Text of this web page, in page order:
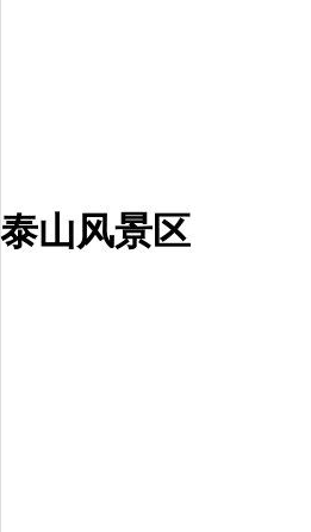
泰山风景区